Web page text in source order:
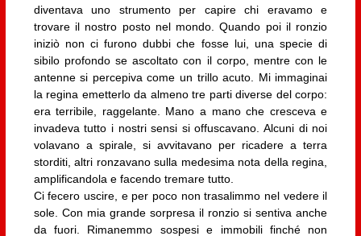
diventava uno strumento per capire chi eravamo e
trovare il nostro posto nel mondo. Quando poi il ronzio
iniziò non ci furono dubbi che fosse lui, una specie di
sibilo profondo se ascoltato con il corpo, mentre con le
antenne si percepiva come un trillo acuto. Mi immaginai
la regina emetterlo da almeno tre parti diverse del corpo:
era terribile, raggelante. Mano a mano che cresceva e
invadeva tutto i nostri sensi si offuscavano. Alcuni di noi
volavano a spirale, si avvitavano per ricadere a terra
storditi, altri ronzavano sulla medesima nota della regina,
amplificandola e facendo tremare tutto.
Ci fecero uscire, e per poco non trasalimmo nel vedere il
sole. Con mia grande sorpresa il ronzio si sentiva anche
da fuori. Rimanemmo sospesi e immobili finché non